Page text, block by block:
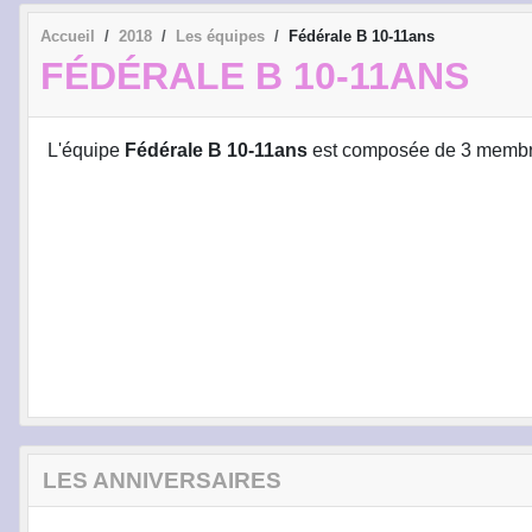
Accueil 2018 Les équipes Fédérale B 10-11ans
FÉDÉRALE B 10-11ANS
L'équipe Fédérale B 10-11ans est composée de 3
LES ANNIVERSAIRES